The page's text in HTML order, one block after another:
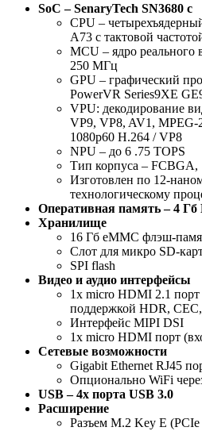
SoC – SenaryTech SN3680 с
CPU –
A73 с тактовой
MCU – ядро
250 МГц
GPU – графический
PowerVR Series9XE
VPU: декодирование
VP9, ​​VP8, AV1, MPEG-
1080p60 H.264 / VP8
NPU – до 6 .75 TOPS
Тип корпуса –
Изготовлен по 12-
технологическому
Оперативная память – 4
Хранилище
16 Гб eMMC флэш-
Слот для микро SD-
SPI flash
Видео и аудио интерфейсы
1x micro HDMI 2.1
поддержкой HDR,
Интерфейс MIPI DSI
1x micro HDMI порт
Сетевые возможности
Gigabit Ethernet RJ45
Опционально WiFi
USB – 4x порта USB 3.0
Расширение
Разъем M.2 Key E